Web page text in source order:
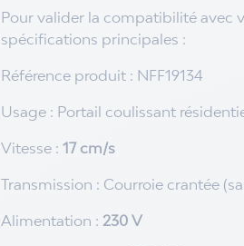
Pour valider la compatibilité avec
spécifications principales :
Référence produit : NFF19134
Usage : Portail coulissant
Vitesse : 17 cm/s
Transmission : Courroie crantée
Alimentation : 230 V